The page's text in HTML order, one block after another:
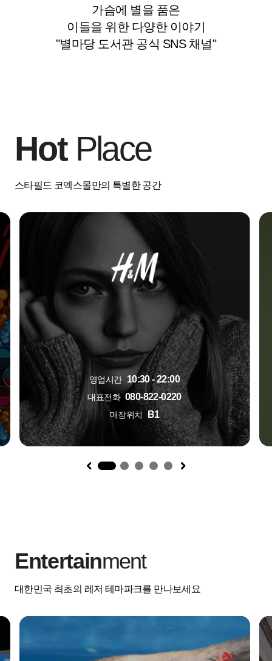
가슴에 별을 품은
이들을 위한 다양한 이야기
"별마당 도서관 공식 SNS 채널"
HotPlace
스타필드 코엑스몰만의 특별한 공간
영업시간 10:30 - 22:00
대표전화 080-822-0220
매장위치 B1
1
Entertainment
대한민국 최초의 레저 테마파크를 만나보세요